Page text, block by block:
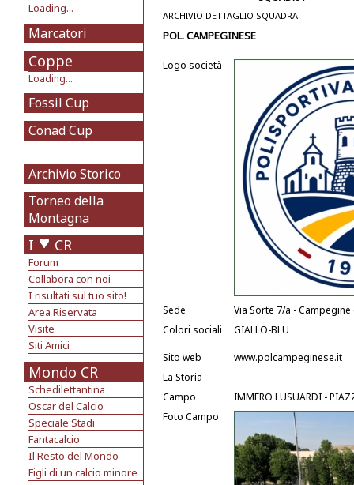
Loading...
Marcatori
Coppe
Loading...
Fossil Cup
Conad Cup
Archivio Storico
Torneo della
Montagna
I CR
Forum
Collabora con noi
I risultati sul tuo sito!
Area Riservata
Visite
Siti Amici
Mondo CR
Schedilettantina
Oscar del Calcio
Speciale Stadi
Fantacalcio
Il Resto del Mondo
Figli di un calcio minore
ARCHIVIO DETTAGLIO SQUADRA:
POL. CAMPEGINESE
Logo società
Sede
Via Sorte 7/a - Campegine
Colori sociali
GIALLO-BLU
Sito web
www.polcampeginese.it
La Storia
-
Campo
IMMERO LUSUARDI -
Foto Campo